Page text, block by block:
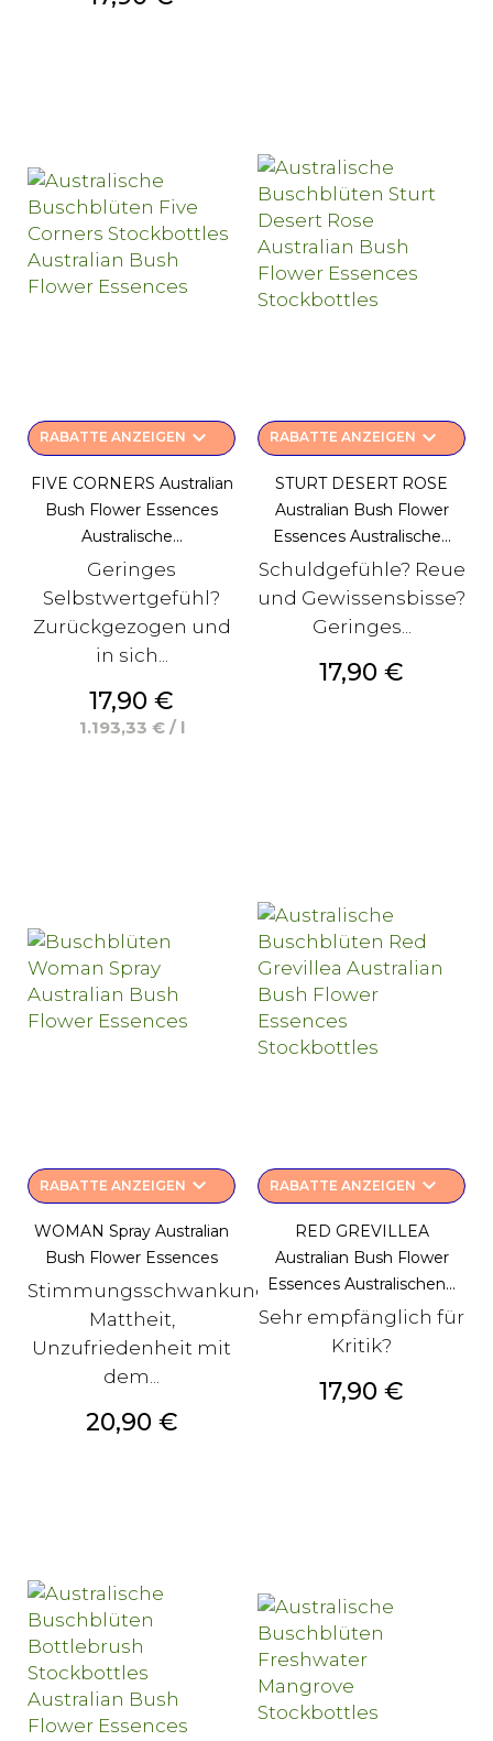
RABATTE ANZEIGEN keyboard_arrow_down
FIVE CORNERS Australian
Bush Flower Essences
Australische...
Geringes
Selbstwertgefühl?
Zurückgezogen und
in sich...
Preis
17,90 €
1.193,33 € / l
RABATTE ANZEIGEN keyboard_arrow_down
STURT DESERT ROSE
Australian Bush Flower
Essences Australische...
Schuldgefühle? Reue
und Gewissensbisse?
Geringes...
Preis
17,90 €
RABATTE ANZEIGEN keyboard_arrow_down
WOMAN Spray Australian
Bush Flower Essences
Stimmungsschwankungen,
Mattheit,
Unzufriedenheit mit
dem...
Preis
20,90 €
RABATTE ANZEIGEN keyboard_arrow_down
RED GREVILLEA
Australian Bush Flower
Essences Australischen...
Sehr empfänglich für
Kritik?
Preis
17,90 €